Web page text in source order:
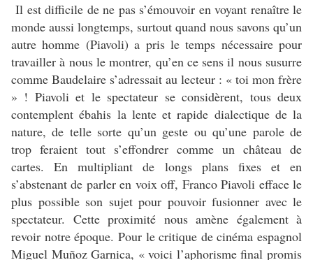
Il est difficile de ne pas s’émouvoir en voyant renaître le
monde aussi longtemps, surtout quand nous savons qu’un
autre homme (Piavoli) a pris le temps nécessaire pour
travailler à nous le montrer, qu’en ce sens il nous susurre
comme Baudelaire s’adressait au lecteur : « toi mon frère
» ! Piavoli et le spectateur se considèrent, tous deux
contemplent ébahis la lente et rapide dialectique de la
nature, de telle sorte qu’un geste ou qu’une parole de
trop feraient tout s’effondrer comme un château de
cartes. En multipliant de longs plans fixes et en
s’abstenant de parler en voix off, Franco Piavoli efface le
plus possible son sujet pour pouvoir fusionner avec le
spectateur. Cette proximité nous amène également à
revoir notre époque. Pour le critique de cinéma espagnol
Miguel Muñoz Garnica, « voici l’aphorisme final promis